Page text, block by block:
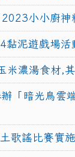
小小廚神
泥遊戲場活
米濃湯食材,
「暗光鳥雲
歌謠比賽實